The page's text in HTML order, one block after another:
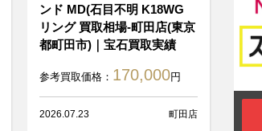
ンド MD(石目不明 K18WG
リング 買取相場-町田店(東京
都町田市)｜宝石買取実績
参考買取価格： 170,000円
2026.07.23 町田店